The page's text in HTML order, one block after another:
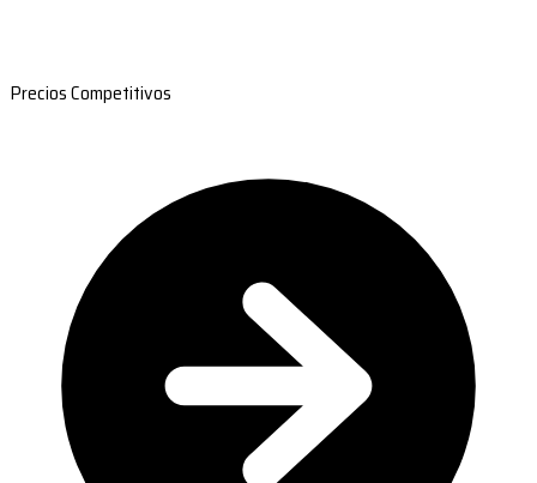
Precios Competitivos